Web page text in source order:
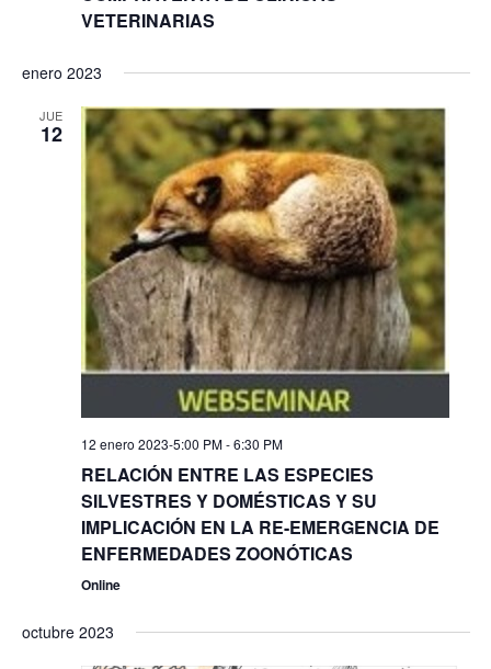
VETERINARIAS
enero 2023
JUE
12
12 enero 2023-5:00 PM-6:30 PM
RELACIÓN ENTRE LAS ESPECIES
SILVESTRES Y DOMÉSTICAS Y SU
IMPLICACIÓN EN LA RE-EMERGENCIA DE
ENFERMEDADES ZOONÓTICAS
Online
octubre 2023